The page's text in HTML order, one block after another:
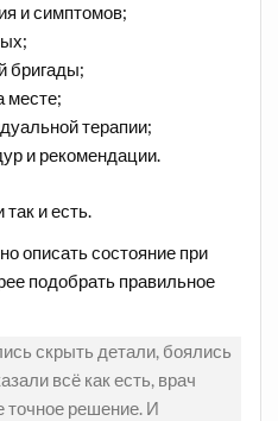
и симптомов;
бригады;
месте;
терапии;
и рекомендации.
и есть.
описать состояние при
подобрать правильное
скрыть детали, боялись
всё как есть, врач
точное решение. И